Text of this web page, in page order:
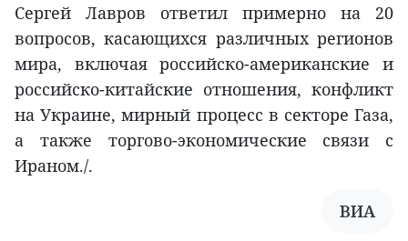
Сергей Лавров ответил примерно на 20
вопросов, касающихся различных регионов
мира, включая российско-американские и
российско-китайские отношения, конфликт
на Украине, мирный процесс в секторе Газа,
а также торгово-экономические связи с
Ираном./.
ВИA